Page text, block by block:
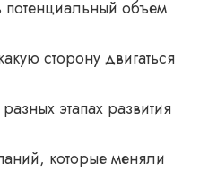
объем
сторону двигаться
этапах развития
которые меняли